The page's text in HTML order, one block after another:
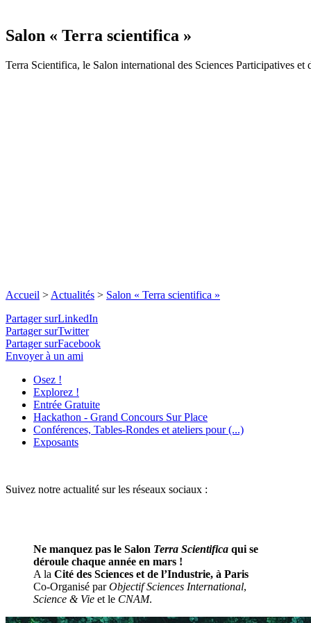
Salon « Terra scientifica »
Terra Scientifica, le Salon international des Sciences Participatives
Accueil > Actualités > Salon « Terra scientifica »
Partager surLinkedIn
Partager surTwitter
Partager surFacebook
Envoyer à un ami
Osez !
Explorez !
Entrée Gratuite
Hackathon - Grand Concours Sur Place
Conférences, Tables-Rondes et ateliers pour (...)
Exposants
Suivez notre actualité sur les réseaux sociaux :
Ne manquez pas le Salon Terra Scientifica qui se
déroule chaque année en mars !
A la Cité des Sciences et de l’Industrie, à Paris
Co-Organisé parObjectif Sciences International,
Science & Vie et le CNAM.